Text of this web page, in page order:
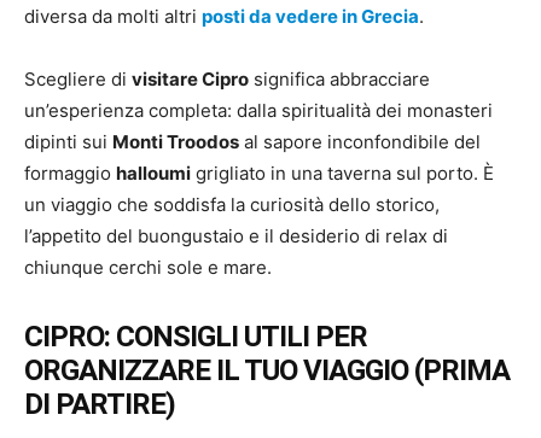
diversa da molti altri posti da vedere in Grecia.
Scegliere di visitare Cipro significa abbracciare
un’esperienza completa: dalla spiritualità dei monasteri
dipinti sui Monti Troodos al sapore inconfondibile del
formaggio halloumi grigliato in una taverna sul porto. È
un viaggio che soddisfa la curiosità dello storico,
l’appetito del buongustaio e il desiderio di relax di
chiunque cerchi sole e mare.
CIPRO: CONSIGLI UTILI PER
ORGANIZZARE IL TUO VIAGGIO (PRIMA
DI PARTIRE)